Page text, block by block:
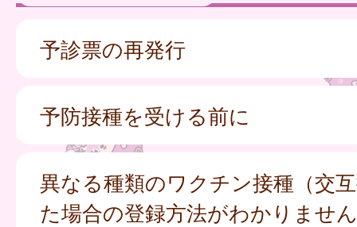
予診票の再発行
予防接種を受ける前に
異なる種類のワクチン接種（交
た場合の登録方法がわかりません